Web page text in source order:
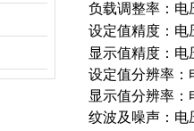
负载调整率：电
设定值精度：电
显示值精度：电
设定值分辨率：
显示值分辨率：
纹波及噪声：电